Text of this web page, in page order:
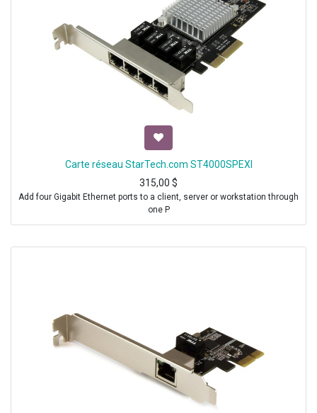
Carte réseau StarTech.com ST4000SPEXI
315,00 $
Add four Gigabit Ethernet ports to a client, server or workstation through
one P